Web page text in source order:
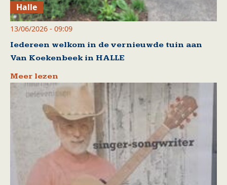
Halle
13/06/2026 - 09:09
Iedereen welkom in de vernieuwde tuin aan
Van Koekenbeek in HALLE
Meer lezen